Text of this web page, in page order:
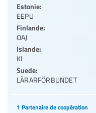
Estonie:
EEPU
Finlande:
OAJ
Islande:
KI
Suede:
LÄRARFÖRBUNDET
1 Partenaire de coopération